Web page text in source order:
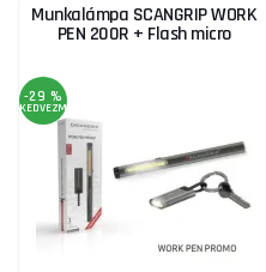
Munkalámpa SCANGRIP WORK
PEN 200R + Flash micro
-29 %
KEDVEZMÉNY